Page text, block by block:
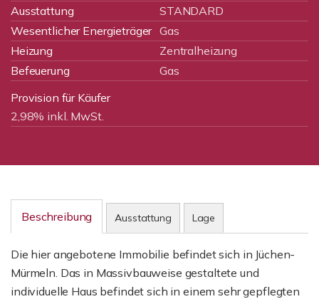
Ausstattung
STANDARD
Wesentlicher Energieträger Gas
Heizung
Zentralheizung
Befeuerung
Gas
Provision für Käufer
2,98% inkl. MwSt.
Beschreibung Ausstattung Lage
Die hier angebotene Immobilie befindet sich in Jüchen-
Mürmeln. Das in Massivbauweise gestaltete und
individuelle Haus befindet sich in einem sehr gepflegten